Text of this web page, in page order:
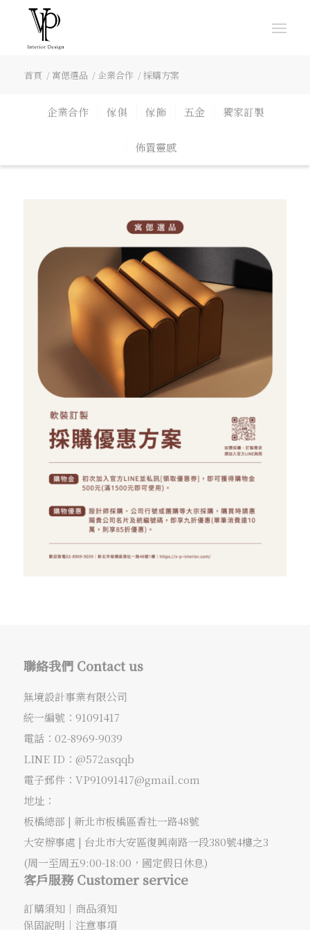
首頁 / 寓偲選品 / 企業合作 /採購方案
企業合作 傢俱 傢飾 五金 獨家訂製
佈置靈感
聯絡我們 Contact us
無境設計事業有限公司
統一編號：91091417
電話： 02-8969-9039
LINE ID：@572asqqb
電子郵件： VP91091417@gmail.com
地址：
板橋總部 | 新北市板橋區香社一路48號
大安辦事處 | 台北市大安區復興南路一段380號4樓之3
(周一至周五9:00-18:00，國定假日休息)
客戶服務 Customer service
訂購須知｜ 商品須知
保固說明 ｜ 注意事項